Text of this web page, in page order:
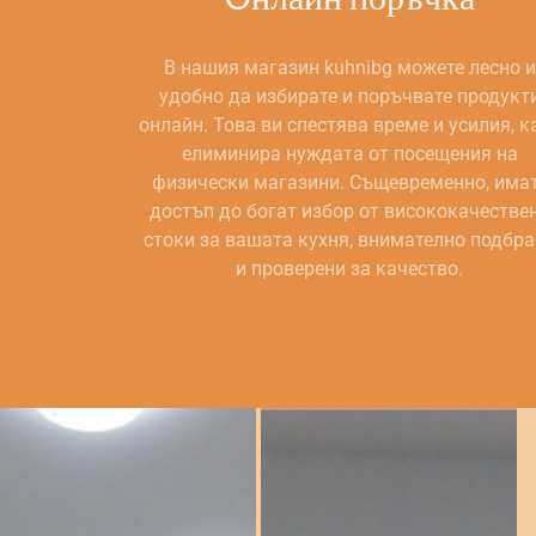
В нашия магазин kuhnibg можете лесно и
удобно да избирате и поръчвате
онлайн. Това ви спестява време и усилия,
елиминира нуждата от посещения на
физически магазини. Същевременно,
достъп до богат избор от
стоки за вашата кухня, внимателно
и проверени за качество.